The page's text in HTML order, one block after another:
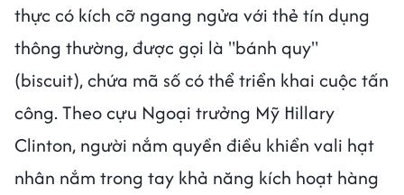
thực có kích cỡ ngang ngửa với thẻ tín dụng
thông thường, được gọi là "bánh quy"
(biscuit), chứa mã số có thể triển khai cuộc tấn
công. Theo cựu Ngoại trưởng Mỹ Hillary
Clinton, người nắm quyền điều khiển vali hạt
nhân nắm trong tay khả năng kích hoạt hàng